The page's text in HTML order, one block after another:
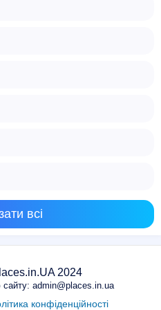
всі
2024
сайту: admin@places.in.ua
конфіденційності